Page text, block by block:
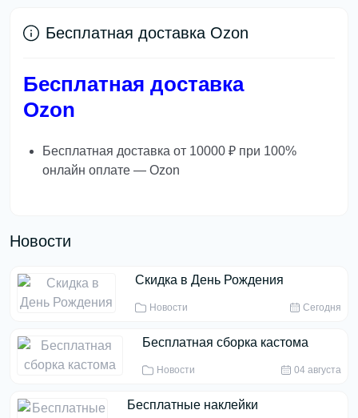
Бесплатная доставка Ozon
Бесплатная доставка
Ozon
Бесплатная доставка от 10000 ₽ при 100%
онлайн оплате — Ozon
Новости
Скидка в День Рождения
Новости Сегодня
Бесплатная сборка кастома
Новости 04 августа
Бесплатные наклейки